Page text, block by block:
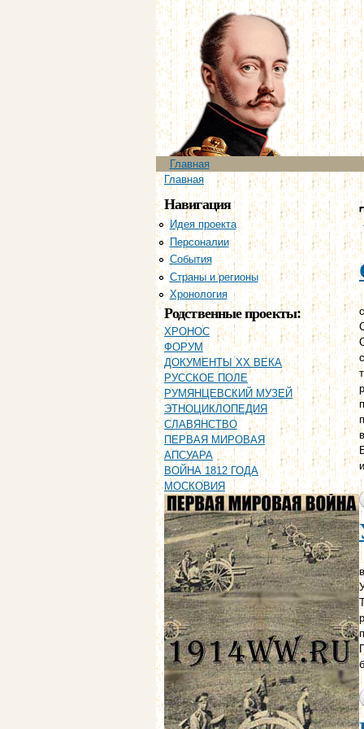
Главное меню
Главная
Вы здесь
Главная
Навигация
Идея проекта
Персоналии
События
Страны и регионы
Хронология
Родственные проекты:
ХРОНОС
ФОРУМ
ДОКУМЕНТЫ XX ВЕКА
РУССКОЕ ПОЛЕ
РУМЯНЦЕВСКИЙ МУЗЕЙ
ЭТНОЦИКЛОПЕДИЯ
СЛАВЯНСТВО
ПЕРВАЯ МИРОВАЯ
АПСУАРА
ВОЙНА 1812 ГОДА
МОСКОВИЯ